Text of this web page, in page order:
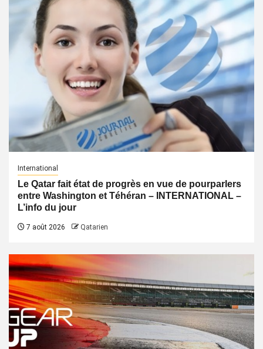
International
Le Qatar fait état de progrès en vue de pourparlers
entre Washington et Téhéran – INTERNATIONAL –
L’info du jour
7 août 2026 Qatarien